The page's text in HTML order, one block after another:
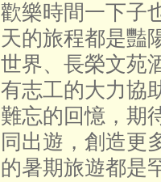
歡樂時間一下子
天的旅程都是豔
世界、長榮文苑
有志工的大力協
難忘的回憶，期
同出遊，創造更
的暑期旅遊都是